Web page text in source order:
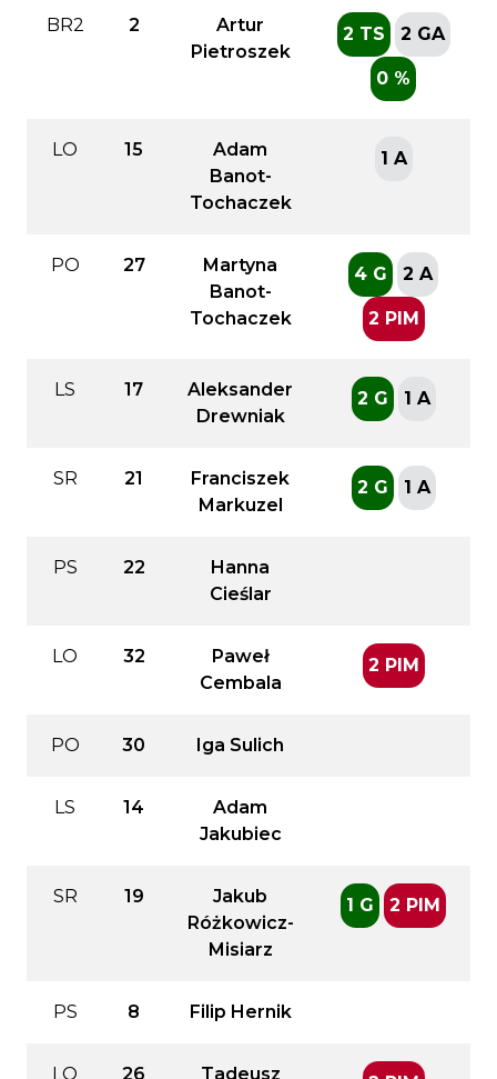
BR2 2
Artur
Pietroszek
2 TS 2 GA
0 %
LO 15
Adam
Banot-
Tochaczek
1 A
PO 27
Martyna
Banot-
Tochaczek
4 G 2 A
2 PIM
LS 17
Aleksander
Drewniak
2 G 1 A
SR 21
Franciszek
Markuzel
2 G 1 A
PS 22
Hanna
Cieślar
LO 32
Paweł
Cembala
2 PIM
PO 30 Iga Sulich
LS 14
Adam
Jakubiec
SR 19
Jakub
Różkowicz-
Misiarz
1 G 2 PIM
PS 8 Filip Hernik
LO 26 Tadeusz